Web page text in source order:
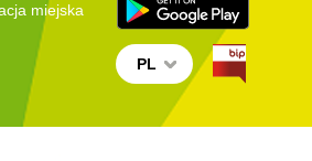
miejska
PL